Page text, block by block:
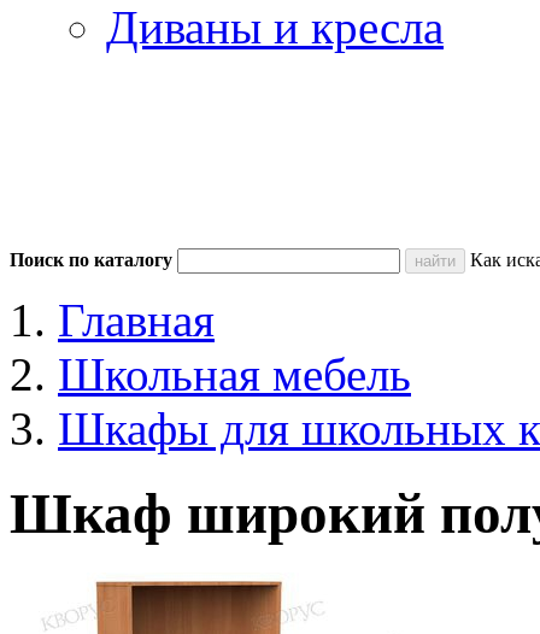
Диваны и кресла
Поиск по каталогу Как
Главная
Школьная мебель
Шкафы для школьных
Шкаф широкий